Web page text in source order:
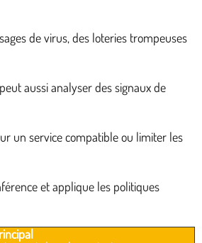
de virus, des loteries trompeuses
aussi analyser des signaux de
un service compatible ou limiter les
et applique les politiques